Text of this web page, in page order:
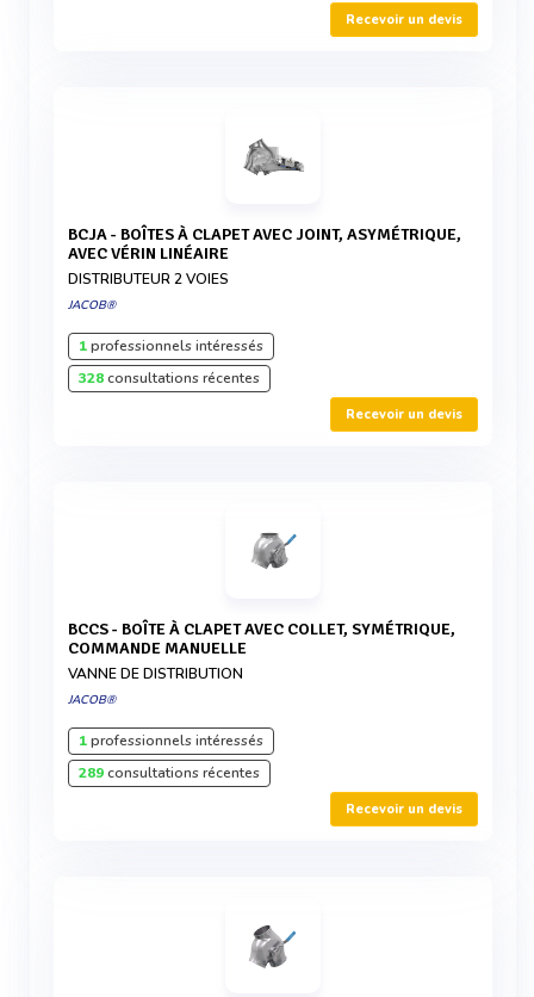
Recevoir un devis
BCJA - BOÎTES À CLAPET AVEC JOINT, ASYMÉTRIQUE,
AVEC VÉRIN LINÉAIRE
DISTRIBUTEUR 2 VOIES
JACOB®
1professionnels intéressés
328consultations récentes
Recevoir un devis
BCCS - BOÎTE À CLAPET AVEC COLLET, SYMÉTRIQUE,
COMMANDE MANUELLE
VANNE DE DISTRIBUTION
JACOB®
1professionnels intéressés
289consultations récentes
Recevoir un devis